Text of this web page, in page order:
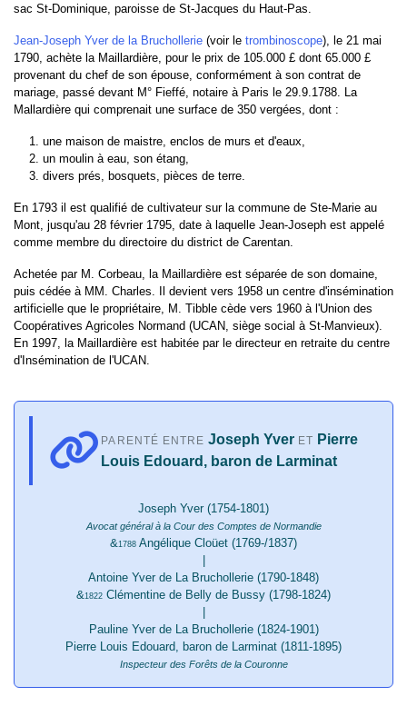
sac St-Dominique, paroisse de St-Jacques du Haut-Pas.
Jean-Joseph Yver de la Bruchollerie (voir le trombinoscope), le 21 mai
1790, achète la Maillardière, pour le prix de 105.000 £ dont 65.000 £
provenant du chef de son épouse, conformément à son contrat de
mariage, passé devant M° Fieffé, notaire à Paris le 29.9.1788. La
Mallardière qui comprenait une surface de 350 vergées, dont :
une maison de maistre, enclos de murs et d'eaux,
un moulin à eau, son étang,
divers prés, bosquets, pièces de terre.
En 1793 il est qualifié de cultivateur sur la commune de Ste-Marie au
Mont, jusqu'au 28 février 1795, date à laquelle Jean-Joseph est appelé
comme membre du directoire du district de Carentan.
Achetée par M. Corbeau, la Maillardière est séparée de son domaine,
puis cédée à MM. Charles. Il devient vers 1958 un centre d'insémination
artificielle que le propriétaire, M. Tibble cède vers 1960 à l'Union des
Coopératives Agricoles Normand (UCAN, siège social à St-Manvieux).
En 1997, la Maillardière est habitée par le directeur en retraite du centre
d'Insémination de l'UCAN.
PARENTÉ ENTRE Joseph YverET
Pierre
Louis Edouard, baron de Larminat
Joseph Yver (1754-1801)
Avocat général à la Cour des Comptes de Normandie
&1788 Angélique Cloüet (1769-/1837)
Antoine Yver de La Bruchollerie (1790-1848)
&1822 Clémentine de Belly de Bussy (1798-1824)
Pauline Yver de La Bruchollerie (1824-1901)
Pierre Louis Edouard, baron de Larminat (1811-1895)
Inspecteur des Forêts de la Couronne